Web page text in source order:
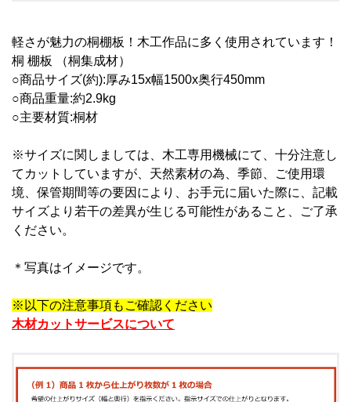
軽さが魅力の桐棚板！木工作品に多く使用されています！
桐 棚板 （桐集成材）
○商品サイズ(約):厚み15x幅1500x奥行450mm
○商品重量:約2.9kg
○主要材質:桐材
※サイズに関しましては、木工専用機械にて、十分注意し
てカットしていますが、天然素材の為、季節、ご使用環
境、保管期間等の要因により、お手元に届いた際に、記載
サイズより若干の差異が生じる可能性があること、ご了承
ください。
＊写真はイメージです。
※以下の注意事項もご確認ください
木材カットサービスについて